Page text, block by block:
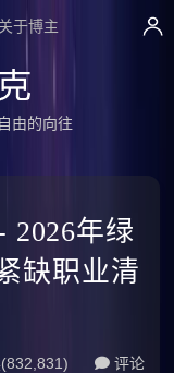
关于博主
由的向往
2026年绿
缺职业清
评论